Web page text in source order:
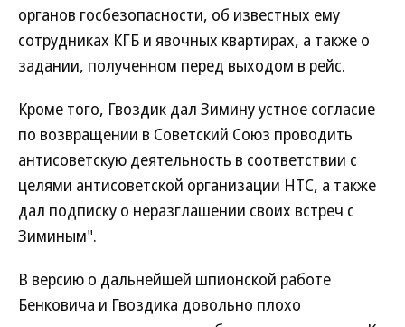
органов госбезопасности, об известных ему
сотрудниках КГБ и явочных квартирах, а также о
задании, полученном перед выходом в рейс.
Кроме того, Гвоздик дал Зимину устное согласие
по возвращении в Советский Союз проводить
антисоветскую деятельность в соответствии с
целями антисоветской организации НТС, а также
дал подписку о неразглашении своих встреч с
Зиминым".
В версию о дальнейшей шпионской работе
Бенковича и Гвоздика довольно плохо